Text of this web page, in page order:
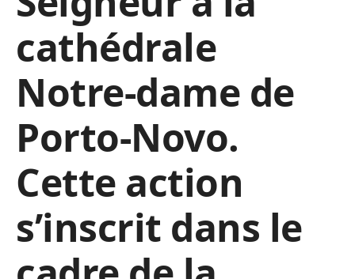
cathédrale
Notre-dame de
Porto-Novo.
Cette action
s’inscrit dans le